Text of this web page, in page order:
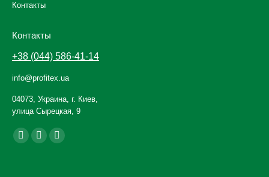
Контакты
Контакты
+38 (044) 586-41-14
info@profitex.ua
04073, Украина, г. Киев,
улица Сырецкая, 9
Ищите нас:
Facebook
YouTubeInstagram